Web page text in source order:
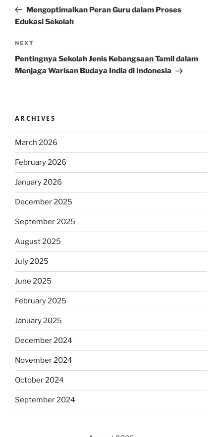
PostMengoptimalkan Peran Guru dalam Proses
Edukasi Sekolah
Next
Post
NEXT
Pentingnya Sekolah Jenis Kebangsaan Tamil dalam
Menjaga Warisan Budaya India di Indonesia
ARCHIVES
March 2026
February 2026
January 2026
December 2025
September 2025
August 2025
July 2025
June 2025
February 2025
January 2025
December 2024
November 2024
October 2024
September 2024